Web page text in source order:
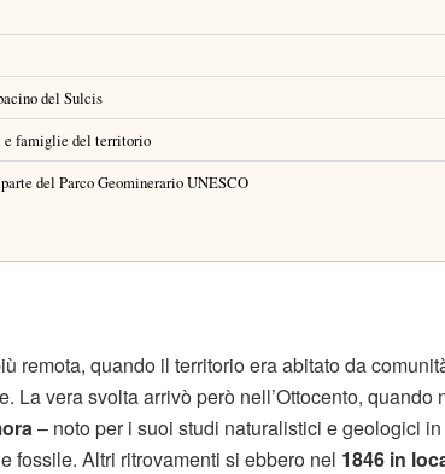
del Sulcis
famiglie del territorio
del Parco Geominerario UNESCO
remota, quando il territorio era abitato da
La vera svolta arrivò però nell’Ottocento, quando
– noto per i suoi studi naturalistici e geologici in
fossile. Altri ritrovamenti si ebbero nel 1846 in